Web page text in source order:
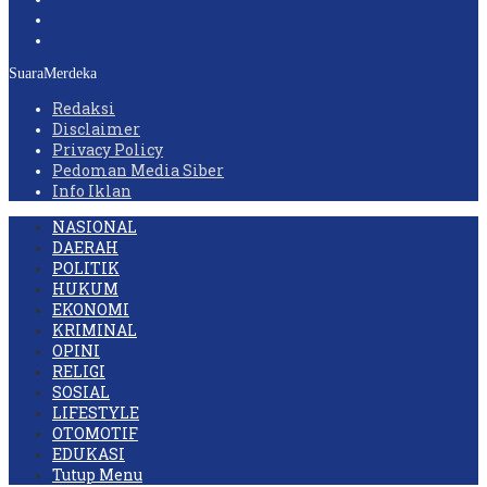
SuaraMerdeka
Redaksi
Disclaimer
Privacy Policy
Pedoman Media Siber
Info Iklan
NASIONAL
DAERAH
POLITIK
HUKUM
EKONOMI
KRIMINAL
OPINI
RELIGI
SOSIAL
LIFESTYLE
OTOMOTIF
EDUKASI
Tutup Menu